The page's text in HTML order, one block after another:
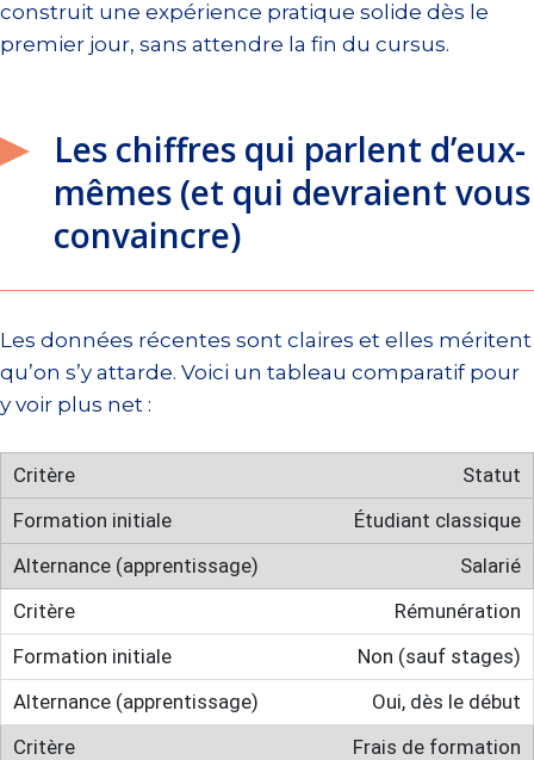
construit une expérience pratique solide dès le
premier jour, sans attendre la fin du cursus.
Les chiffres qui parlent d’eux-
mêmes (et qui devraient vous
convaincre)
Les données récentes sont claires et elles méritent
qu’on s’y attarde. Voici un tableau comparatif pour
y voir plus net :
Statut
Étudiant classique
Salarié
Rémunération
Non (sauf stages)
Oui, dès le début
Frais de formation